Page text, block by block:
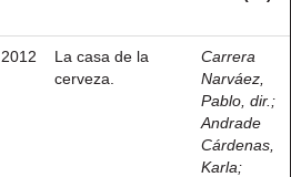
2012
La casa de la
cerveza.
Carrera
Narváez,
Pablo, dir. ;
Andrade
Cárdenas,
Karla;